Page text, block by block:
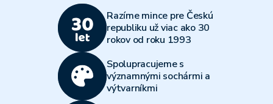
Razíme mince pre Českú
republiku už viac ako 30
rokov od roku 1993
Spolupracujeme s
významnými sochármi a
výtvarníkmi